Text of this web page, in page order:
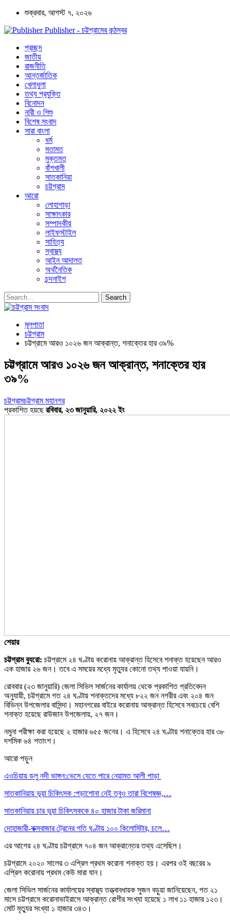
শুক্রবার, আগস্ট ৭, ২০২৬
Publisher - চট্টগ্রামের কন্ঠস্বর
প্রচ্ছদ
জাতীয়
রাজনীতি
আন্তর্জাতিক
খেলাধুলা
তথ্য প্রযুক্তি
বিনোদন
নারী ও শিশু
বিশেষ সংবাদ
সারা বাংলা
ধর্ম
মতামত
মুক্তমত
বাঁশখালী
সাতকানিয়া
চট্টগ্রাম
আরো
লোহাগাড়া
সাক্ষাৎকার
সম্পাদকীয়
লাইফস্টাইল
সাহিত্য
স্বাস্থ্য
আইন আদালত
অর্থনৈতিক
চন্দনাইশ
মূলপাতা
চট্টগ্রাম
চট্টগ্রামে আরও ১০২৬ জন আক্রান্ত, শনাক্তের হার ৩৯%
চট্টগ্রামে আরও ১০২৬ জন আক্রান্ত, শনাক্তের হার
৩৯%
চট্টগ্রামচট্টগ্রাম মহানগর
প্রকাশিত হয়ছেরবিবার, ২৩ জানুয়ারি, ২০২২ ইং
শেয়ার
চট্টগ্রাম ব্যুরো: চট্টগ্রামে ২৪ ঘণ্টায় করোনায় আক্রান্ত হিসেবে শনাক্ত হয়েছেন আরও
এক হাজার ২৬ জন। তবে এ সময়ের মধ্যে মৃত্যুর কোনো তথ্য পাওয়া যায়নি।
রোববার (২৩ জানুয়ারি) জেলা সিভিল সার্জনের কার্যালয় থেকে প্রকাশিত প্রতিবেদন
অনুযায়ী, চট্টগ্রামে গত ২৪ ঘণ্টায় শনাক্তদের মধ্যে ৮২২ জন নগরীর এবং ২০৪ জন
বিভিন্ন উপজেলার বাসিন্দা। মহানগরের বাইরে করোনায় আক্রান্ত হিসেবে সবচেয়ে বেশি
শনাক্ত হয়েছে রাউজান উপজেলায়, ২৭ জন।
নমুনা পরীক্ষা করা হয়েছে ২ হাজার ৬৫৫ জনের। এ হিসেবে ২৪ ঘণ্টায় শনাক্তের হার ৩৮
দশমিক ৬৪ শতাংশ।
আরো পড়ুন
এওচিয়ায় ডলু নদী ভাঙ্গন:ভেসে যেতে পারে নেয়ামত আলী পাড়া
সাতকানিয়ায় ভূয়া চিকিৎসক :পড়াশোনা নেই তবুও তারা বিশেষজ্ঞ,…
সাতকানিয়ায় চার ভুয়া চিকিৎসককে ৪০ হাজার টাকা জরিমানা
দোহাজারী-কক্সবাজার ট্রেনের গতি ঘণ্টায় ১০০ কিলোমিটার, চলে…
এর আগের ২৪ ঘণ্টায় চট্টগ্রামে ৭০৪ জন আক্রান্তের তথ্য এসেছিল।
চট্টগ্রামে ২০২০ সালের ৩ এপ্রিল প্রথম করোনা শনাক্ত হয়। এরপর ওই বছরের ৯
এপ্রিল করোনায় প্রথম কেউ মারা যান।
জেলা সিভিল সার্জনের কার্যালয়ের স্বাস্থ্য তত্ত্বাবধায়ক সুজন বড়ুয়া জানিয়েছেন, গত ২১
মাসে চট্টগ্রামে করোনাভাইরাসে আক্রান্ত রোগীর সংখ্যা হয়েছে ১ লাখ ১১ হাজার ১২৩।
মোট মৃত্যুর সংখ্যা ১ হাজার ৩৪৩।